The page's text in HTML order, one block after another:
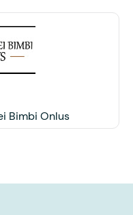
Bimbi Onlus